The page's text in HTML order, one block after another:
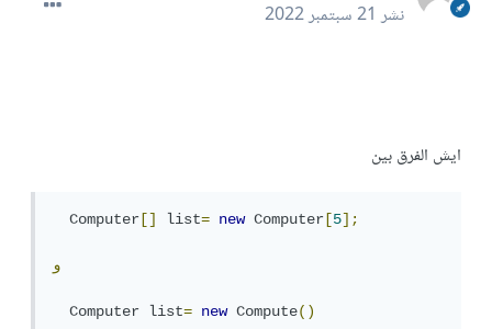
نشر21 سبتمبر 2022
ايش الفرق بين
Computer [] list= new Computer [5];
و
Computer list= new Compute()